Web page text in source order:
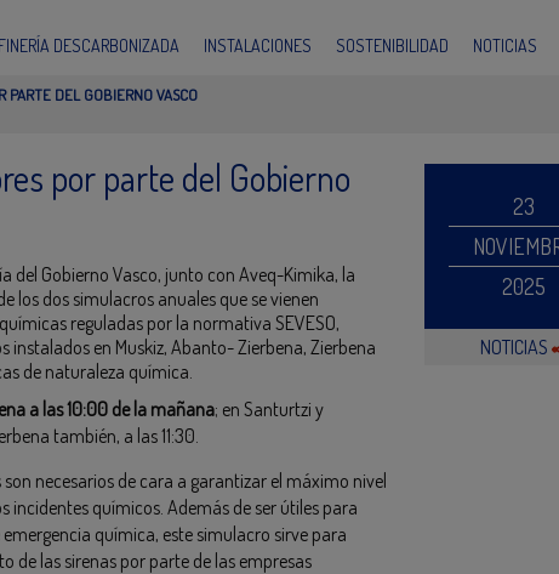
DESCARBONIZADA INSTALACIONES SOSTENIBILIDAD NOTICIAS
PARTE DEL GOBIERNO VASCO
por parte del Gobierno
del Gobierno Vasco, junto con Aveq-Kimika, la
los dos simulacros anuales que se vienen
reguladas por la normativa SEVESO,
en Muskiz, Abanto- Zierbena, Zierbena
de naturaleza química.
a las 10:00 de la mañana; en Santurtzi y
también, a las 11:30.
necesarios de cara a garantizar el máximo nivel
incidentes químicos. Además de ser útiles para
química, este simulacro sirve para
las sirenas por parte de las empresas
23
2025
NOTICIAS